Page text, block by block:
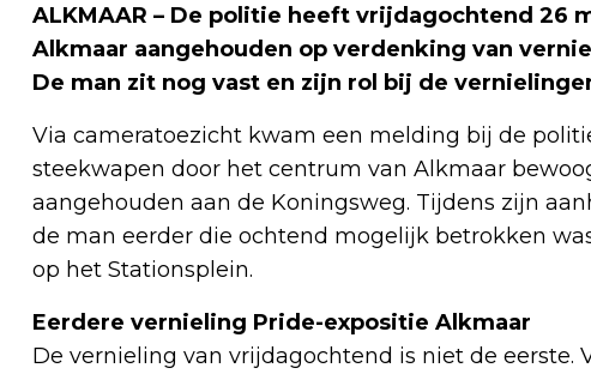
ALKMAAR – De politie heeft vrijdagochtend 26
Alkmaar aangehouden op verdenking van
De man zit nog vast en zijn rol bij de
Via cameratoezicht kwam een melding bij de
steekwapen door het centrum van Alkmaar
aangehouden aan de Koningsweg. Tijdens zijn
de man eerder die ochtend mogelijk betrokken
op het Stationsplein.
Eerdere vernieling Pride-expositie Alkmaar
De vernieling van vrijdagochtend is niet de eerste.